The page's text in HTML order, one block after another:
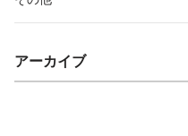
アーカイブ